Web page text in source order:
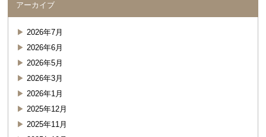
アーカイブ
2026年7月
2026年6月
2026年5月
2026年3月
2026年1月
2025年12月
2025年11月